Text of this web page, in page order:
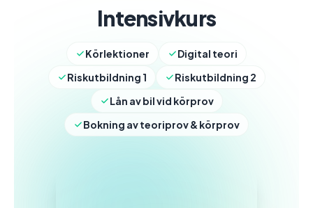
Intensivkurs
Körlektioner
Digital teori
Riskutbildning 1
Riskutbildning 2
Lån av bil vid körprov
Bokning av teoriprov & körprov